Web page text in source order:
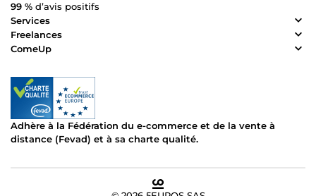
99 % d’avis positifs
Services
Freelances
ComeUp
Adhère à la Fédération du e-commerce et de la vente à
distance (Fevad) et à sa charte qualité.